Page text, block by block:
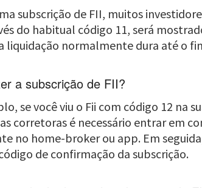
subscrição de FII, muitos
do habitual código 11, será
liquidação normalmente dura até o
a subscrição de FII?
se você viu o Fii com código 12
corretoras é necessário entrar em
no home-broker ou app. Em
de confirmação da subscrição.